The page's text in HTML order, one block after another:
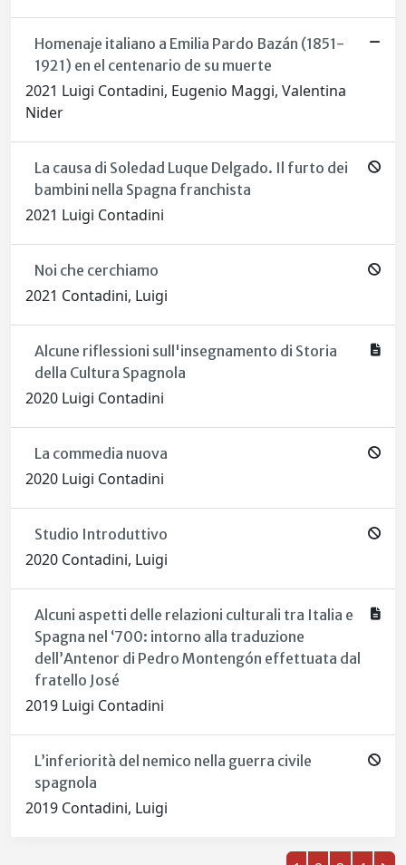
Homenaje italiano a Emilia Pardo Bazán (1851-
1921) en el centenario de su muerte
2021 Luigi Contadini, Eugenio Maggi, Valentina
Nider
La causa di Soledad Luque Delgado. Il furto dei
bambini nella Spagna franchista
2021 Luigi Contadini
Noi che cerchiamo
2021 Contadini, Luigi
Alcune riflessioni sull'insegnamento di Storia
della Cultura Spagnola
2020 Luigi Contadini
La commedia nuova
2020 Luigi Contadini
Studio Introduttivo
2020 Contadini, Luigi
Alcuni aspetti delle relazioni culturali tra Italia e
Spagna nel ‘700: intorno alla traduzione
dell’Antenor di Pedro Montengón effettuata dal
fratello José
2019 Luigi Contadini
L’inferiorità del nemico nella guerra civile
spagnola
2019 Contadini, Luigi